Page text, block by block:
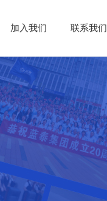
加入我们 联系我们